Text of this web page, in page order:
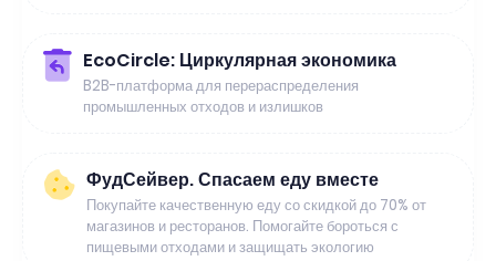
EcoCircle: Циркулярная экономика
B2B-платформа для перераспределения
промышленных отходов и излишков
ФудСейвер. Спасаем еду вместе
Покупайте качественную еду со скидкой до 70% от
магазинов и ресторанов. Помогайте бороться с
пищевыми отходами и защищать экологию